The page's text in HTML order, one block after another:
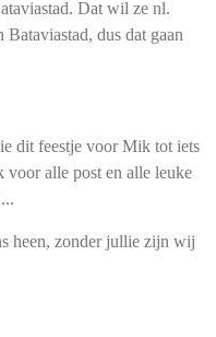
Dat wil ze nl.
dus dat gaan
dit feestje voor Mik tot iets
voor alle post en alle leuke
heen, zonder jullie zijn wij